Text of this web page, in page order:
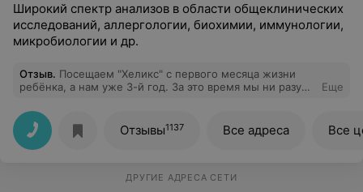
Широкий спектр анализов в области общеклинических
исследований, аллергологии, биохимии, иммунологии,
микробиологии и др.
Отзыв. Посещаем "Хеликс" с первого месяца жизни
ребёнка, а нам уже 3-й год. За это время мы ни разу
хорошо.
Еще
Отзывы1137 Все адреса Все
ДРУГИЕ АДРЕСА СЕТИ